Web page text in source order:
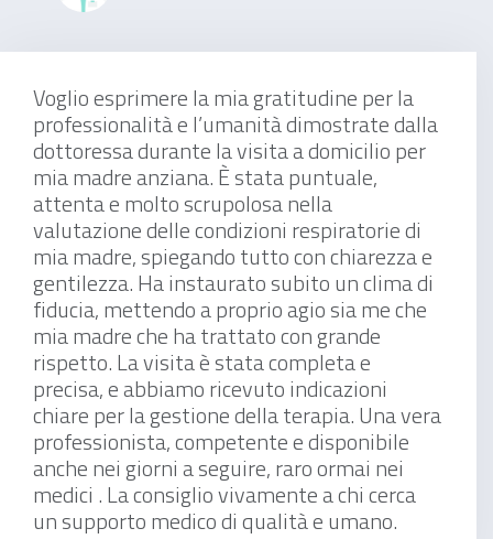
visita pneumologica + emogasanalisi
120 €
Visita Pneumologica + Spirometria
120 €
Voglio esprimere la mia gratitudine per la
professionalità e l’umanità dimostrate dalla
dottoressa durante la visita a domicilio per
mia madre anziana. È stata puntuale,
attenta e molto scrupolosa nella
valutazione delle condizioni respiratorie di
mia madre, spiegando tutto con chiarezza e
gentilezza. Ha instaurato subito un clima di
fiducia, mettendo a proprio agio sia me che
mia madre che ha trattato con grande
rispetto. La visita è stata completa e
precisa, e abbiamo ricevuto indicazioni
chiare per la gestione della terapia. Una vera
professionista, competente e disponibile
anche nei giorni a seguire, raro ormai nei
medici . La consiglio vivamente a chi cerca
un supporto medico di qualità e umano.